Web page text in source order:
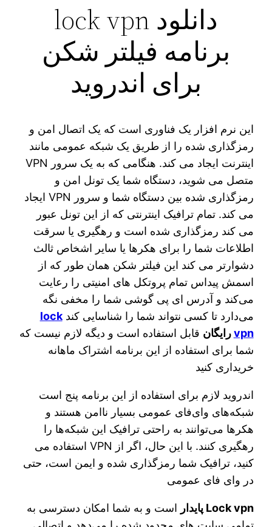
دانلود lock vpn
برنامه فیلتر شکن
برای اندروید
این نرم افزار یک فناوری است که یک اتصال امن و
رمزگذاری شده را از طریق یک شبکه عمومی مانند
اینترنت ایجاد می کند. هنگامی که به یک سرور VPN
متصل می شوید، دستگاه شما یک تونل امن و
رمزگذاری شده بین دستگاه شما و سرور VPN ایجاد
می کند. تمام ترافیک اینترنتی که از این تونل عبور
می کند رمزگذاری شده است و رهگیری یا سرقت
اطلاعات شما را برای هکرها یا سایر اشخاص ثالث
دشوارتر می کند این فیلتر شکن همان طور که از
اسمش پیداس تمام پروتکل های امنیتی را رعایت
می‌کند و آدرس ای پی گوشی شما را مخفی نگه
می‌دارد تا کسی نتواند شما را شناسایی کندlock
vpnرایگان قابل استفاده است و دیگه لازم نیست که
شما برای استفاده از این برنامه اشتراک ماهانه
خریداری کنید
اندروید لازم برای استفاده از این برنامه پنج است
شبکه‌های وای‌فای عمومی بسیار ناامن هستند و
هکرها می‌توانند به راحتی ترافیک این شبکه‌ها را
رهگیری کنند. با این حال، اگر از VPN استفاده می
کنید، ترافیک شما رمزگذاری شده و ایمن است، حتی
در وای فای عمومی
Lock vpn پایدار
است و به شما امکان دسترسی به